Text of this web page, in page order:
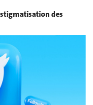
des